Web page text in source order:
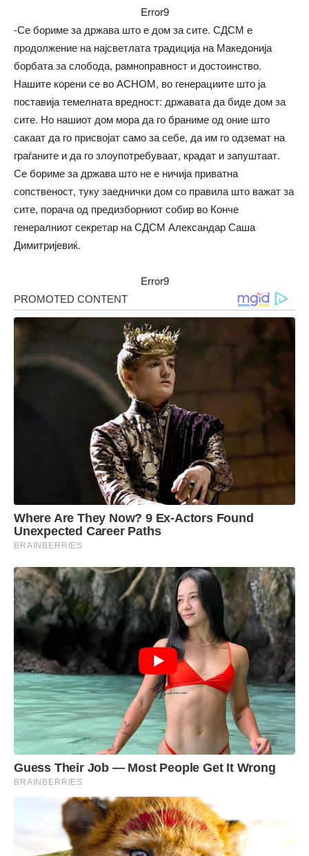
Error9
-Се бориме за држава што е дом за сите. СДСМ е
продолжение на најсветлата традиција на Македонија
борбата за слобода, рамноправност и достоинство.
Нашите корени се во АСНОМ, во генерациите што ја
поставија темелната вредност: државата да биде дом за
сите. Но нашиот дом мора да го браниме од оние што
сакаат да го присвојат само за себе, да им го одземат на
граѓаните и да го злоупотребуваат, крадат и запуштаат.
Се бориме за држава што не е ничија приватна
сопственост, туку заеднички дом со правила што важат за
сите, порача од предизборниот собир во Конче
генералниот секретар на СДСМ Александар Саша
Димитријевиќ.
Error9